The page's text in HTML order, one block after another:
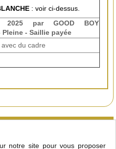
: voir ci-dessus.
2025 par GOOD BOY
Pleine - Saillie payée
du cadre
que le club
étalonniers
notre site pour vous proposer